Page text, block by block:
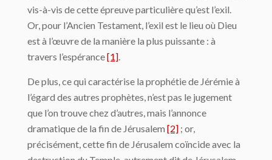
vis-à-vis de cette épreuve particulière qu’est l’exil.
Or, pour l’Ancien Testament, l’exil est le lieu où Dieu
est à l’œuvre de la manière la plus puissante : à
travers l’espérance[1]
De plus, ce qui caractérise la prophétie de Jérémie à
l’égard des autres prophètes, n’est pas le jugement
que l’on trouve chez d’autres, mais l’annonce
dramatique de la fin de Jérusalem [2] ; or,
précisément, cette fin de Jérusalem coïncide avec la